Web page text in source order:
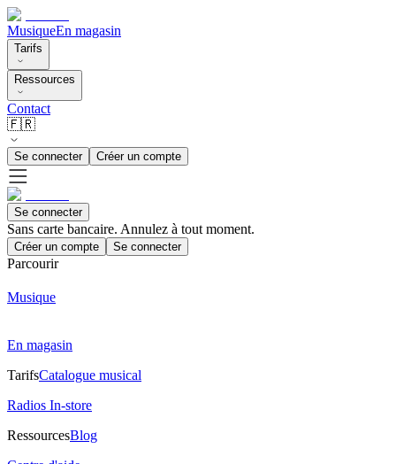
MusiqueEn magasin
Tarifs
Ressources
Contact
🇫🇷
Se connecter Créer un compte
Se connecter
Sans carte bancaire. Annulez à tout moment.
Créer un compte Se connecter
Parcourir
Musique
En magasin
TarifsCatalogue musical
Radios In-store
RessourcesBlog